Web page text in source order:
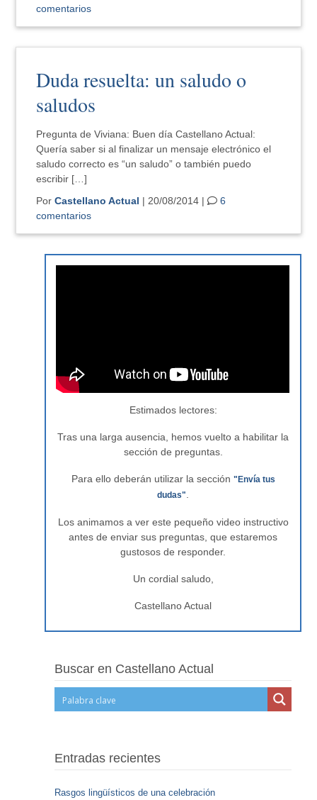
comentarios
Duda resuelta: un saludo o
saludos
Pregunta de Viviana: Buen día Castellano Actual:
Quería saber si al finalizar un mensaje electrónico el
saludo correcto es “un saludo” o también puedo
escribir […]
PorCastellano Actual | 20/08/2014 |
6
comentarios
Estimados lectores:
Tras una larga ausencia, hemos vuelto a habilitar la
sección de preguntas.
Para ello deberán utilizar la sección "Envía tus
dudas"
Los animamos a ver este pequeño video instructivo
antes de enviar sus preguntas, que estaremos
gustosos de responder.
Un cordial saludo,
Castellano Actual
Buscar en Castellano Actual
Entradas recientes
Rasgos lingüísticos de una celebración